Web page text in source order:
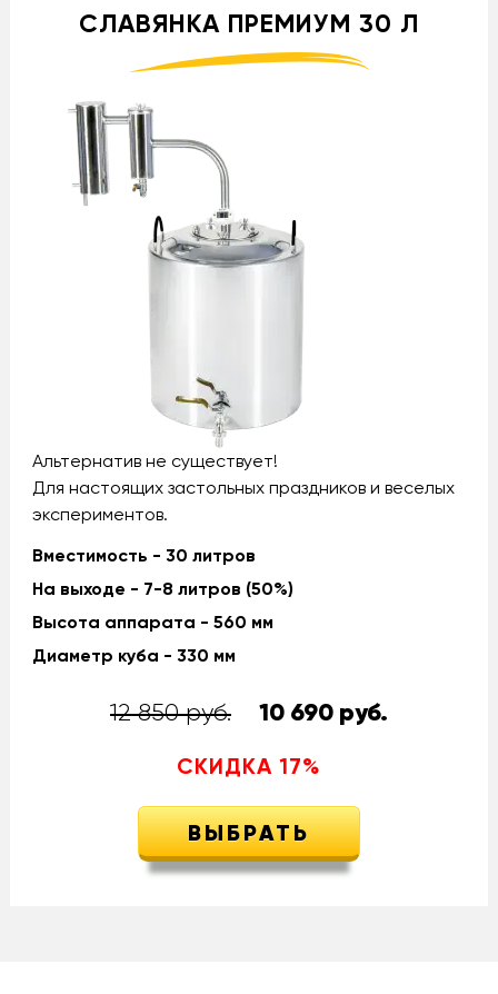
СЛАВЯНКА ПРЕМИУМ 30 Л
Альтернатив не существует!
Для настоящих застольных праздников и веселых
экспериментов.
Вместимость - 30 литров
На выходе - 7-8 литров (50%)
Высота аппарата - 560 мм
Диаметр куба - 330 мм
12 850 руб. 10 690руб.
СКИДКА 17%
ВЫБРАТЬ